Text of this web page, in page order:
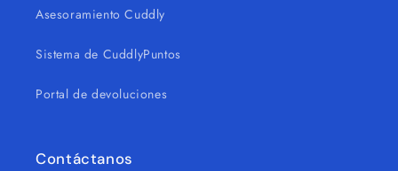
Asesoramiento Cuddly
Sistema de CuddlyPuntos
Portal de devoluciones
Contáctanos